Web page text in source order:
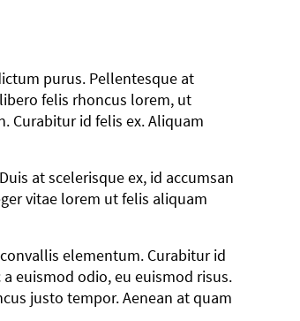
purus. Pellentesque at
felis rhoncus lorem, ut
Curabitur id felis ex. Aliquam
at scelerisque ex, id accumsan
vitae lorem ut felis aliquam
elementum. Curabitur id
euismod odio, eu euismod risus.
justo tempor. Aenean at quam